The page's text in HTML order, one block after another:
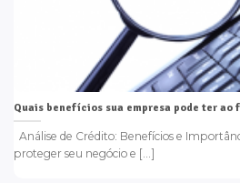
Quais benefícios sua empresa pode ter ao
Análise de Crédito: Benefícios e
proteger seu negócio e [...]